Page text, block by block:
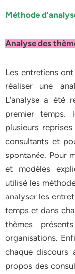
Méthode
Analyse des
Les entretiens
réaliser une
L’analyse a été
premier temps,
plusieurs
consultants et
spontanée. Pour
et modèles
utilisé les
analyser les
temps et dans
thèmes
organisations.
chaque discours
propos des